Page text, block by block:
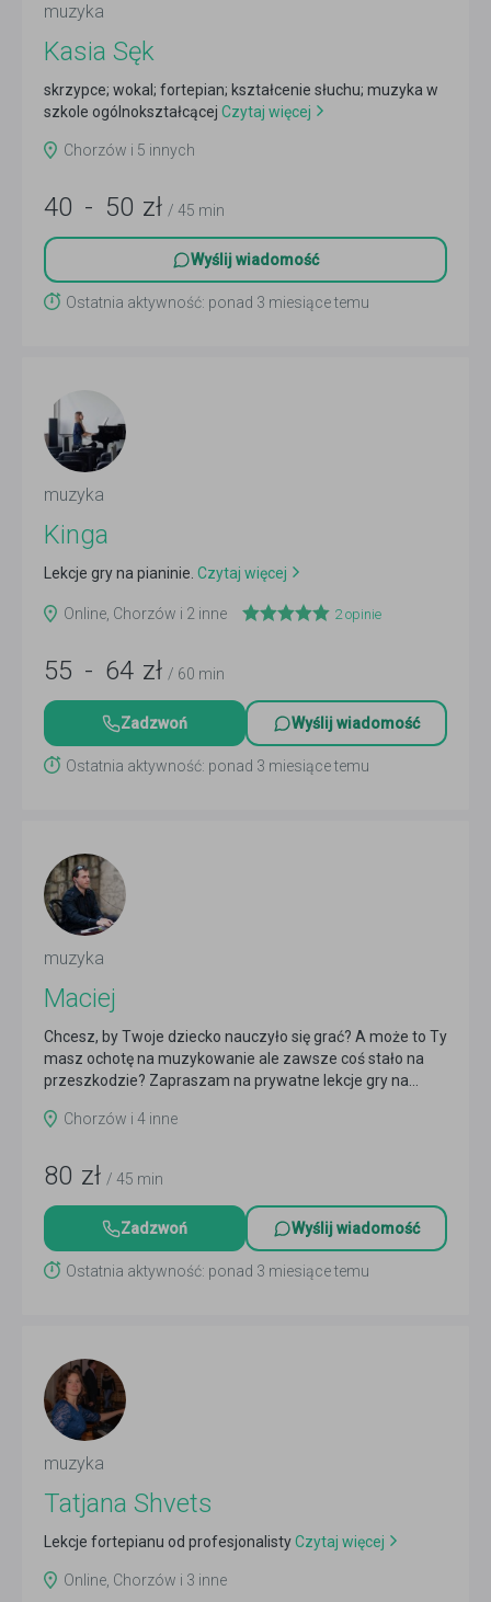
muzyka
Kasia Sęk
skrzypce; wokal; fortepian; kształcenie słuchu; muzyka w
szkole ogólnokształcącej Czytaj więcej
Chorzów i 5 innych
40 - 50 zł / 45 min
Wyślij wiadomość
Ostatnia aktywność: ponad 3 miesiące temu
muzyka
Kinga
Lekcje gry na pianinie. Czytaj więcej
Online, Chorzów i 2 inne 2opinie
55 - 64 zł / 60 min
Zadzwoń Wyślij wiadomość
Ostatnia aktywność: ponad 3 miesiące temu
muzyka
Maciej
Chcesz, by Twoje dziecko nauczyło się grać? A może to Ty
masz ochotę na muzykowanie ale zawsze coś stało na
przeszkodzie? Zapraszam na prywatne lekcje gry na...
Chorzów i 4 inne
80 zł / 45 min
Zadzwoń Wyślij wiadomość
Ostatnia aktywność: ponad 3 miesiące temu
muzyka
Tatjana Shvets
Lekcje fortepianu od profesjonalistyCzytaj więcej
Online, Chorzów i 3 inne